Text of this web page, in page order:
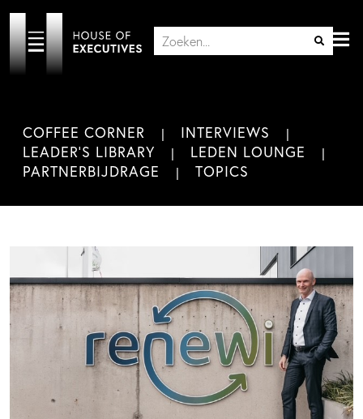
COFFEE CORNER
INTERVIEWS
LEADER'S LIBRARY
LEDEN LOUNGE
PARTNERBIJDRAGE
TOPICS